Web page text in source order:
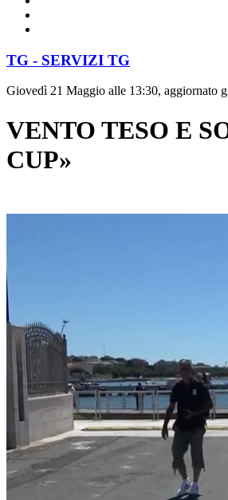
TG - SERVIZI TG
Giovedì 21 Maggio alle 13:30, aggiornato
VENTO TESO E
CUP»